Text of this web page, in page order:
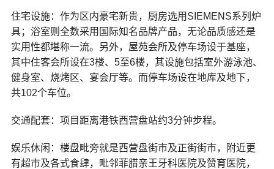
住宅设施：作为区内豪宅新贵，厨房选用SIEMENS系列炉
具；浴室则全数采用国际知名品牌产品，无论品质感还是
实用性都堪称一流。另外，屋苑会所及停车场设于基座，
其中住客会所设在3楼、5至6楼，其设施包括室外游泳池、
健身室、烧烤区、宴会厅等。而停车场设在地库及地下，
共102个车位。
交通配套：项目距离港铁西营盘站约3分钟步程。
娱乐休闲：楼盘毗旁就是西营盘街市及正街街市，附近更
有超市及各式食肆，毗邻菲腊亲王牙科医院及赞育医院，